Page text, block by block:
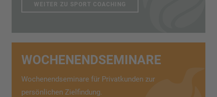
WEITER ZU SPORT COACHING
WOCHENENDSEMINARE
Wochenendseminare für Privatkunden zur
persönlichen Zielfindung.